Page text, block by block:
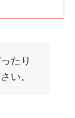
たり
い。